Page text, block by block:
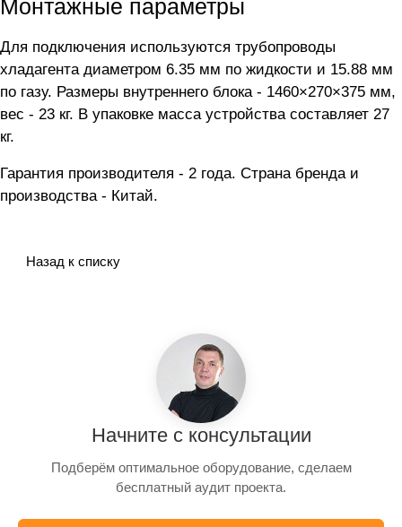
Монтажные параметры
Для подключения используются трубопроводы
хладагента диаметром 6.35 мм по жидкости и 15.88 мм
по газу. Размеры внутреннего блока - 1460×270×375 мм,
вес - 23 кг. В упаковке масса устройства составляет 27
кг.
Гарантия производителя - 2 года. Страна бренда и
производства - Китай.
Назад к списку
Начните с консультации
Подберём оптимальное оборудование, сделаем
бесплатный аудит проекта.